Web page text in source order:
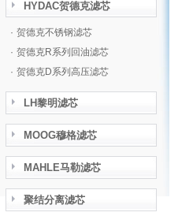
HYDAC贺德克滤芯
· 贺德克不锈钢滤芯
· 贺德克R系列回油滤芯
· 贺德克D系列高压滤芯
LH黎明滤芯
MOOG穆格滤芯
MAHLE马勒滤芯
聚结分离滤芯